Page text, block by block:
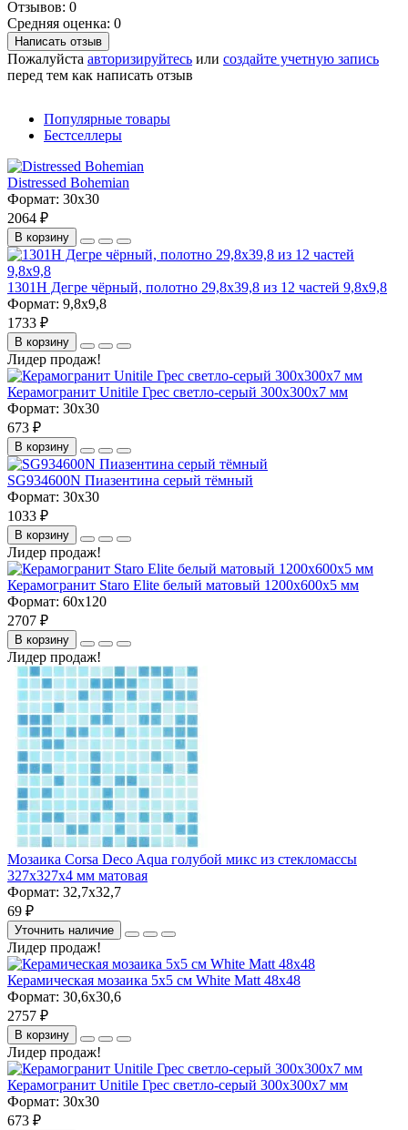
Отзывов: 0
Средняя оценка: 0
Написать отзыв
Пожалуйста авторизируйтесь или создайте учетную запись
перед тем как написать отзыв
Популярные товары
Бестселлеры
Distressed Bohemian
Формат: 30x30
2064 ₽
В корзину
1301H Дегре чёрный, полотно 29,8х39,8 из 12 частей 9,8х9,8
Формат: 9,8x9,8
1733 ₽
В корзину
Лидер продаж!
Керамогранит Unitile Грес светло-серый 300х300х7 мм
Формат: 30x30
673 ₽
В корзину
SG934600N Пиазентина серый тёмный
Формат: 30x30
1033 ₽
В корзину
Лидер продаж!
Керамогранит Staro Elite белый матовый 1200х600х5 мм
Формат: 60x120
2707 ₽
В корзину
Лидер продаж!
Мозаика Corsa Deco Aqua голубой микс из стекломассы
327х327х4 мм матовая
Формат: 32,7x32,7
69 ₽
Уточнить наличие
Лидер продаж!
Керамическая мозаика 5x5 см White Matt 48x48
Формат: 30,6x30,6
2757 ₽
В корзину
Лидер продаж!
Керамогранит Unitile Грес светло-серый 300х300х7 мм
Формат: 30x30
673 ₽